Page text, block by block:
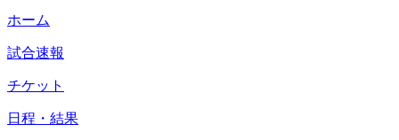
ホーム
試合速報
チケット
日程・結果